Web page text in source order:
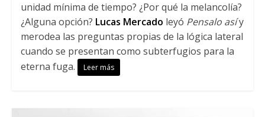
unidad mínima de tiempo? ¿Por qué la melancolía?
¿Alguna opción? Lucas Mercado leyó Pensalo asíy
merodea las preguntas propias de la lógica lateral
cuando se presentan como subterfugios para la
eterna fuga.
Leer más